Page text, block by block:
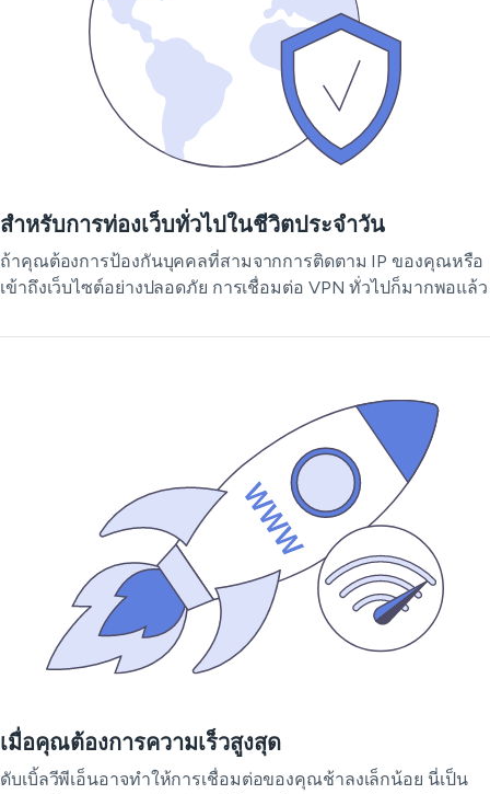
สำหรับการท่องเว็บทั่วไปในชีวิตประจำวัน
ถ้าคุณต้องการป้องกันบุคคลที่สามจากการติดตาม IP ของคุณหรือ
เข้าถึงเว็บไซต์อย่างปลอดภัย การเชื่อมต่อ VPN ทั่วไปก็มากพอแล้ว
เมื่อคุณต้องการความเร็วสูงสุด
ดับเบิ้ลวีพีเอ็นอาจทำให้การเชื่อมต่อของคุณช้าลงเล็กน้อย นี่เป็น